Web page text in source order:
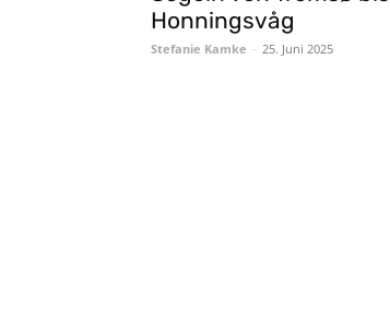
Honningsvåg
Stefanie Kamke - 25. Juni 2025